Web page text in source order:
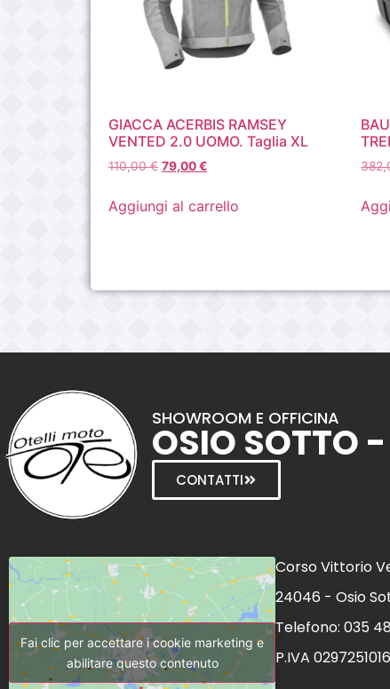
GIACCA ACERBIS RAMSEY
VENTED 2.0 UOMO. Taglia XL
110,00€ 79,00€
Aggiungi al carrello
SHOWROOM E OFFICINA
OSIO SOTTO
CONTATTI
Fai clic per accettare i cookie marketing e
abilitare questo contenuto
Corso Vittorio
24046 - Osio
Telefono: 035
P.IVA